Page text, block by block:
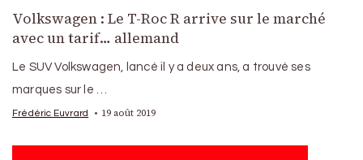
Volkswagen : Le T-Roc R arrive sur le marché
avec un tarif… allemand
Le SUV Volkswagen, lancé il y a deux ans, a trouvé ses
marques sur le …
Frédéric Euvrard 19 août 2019